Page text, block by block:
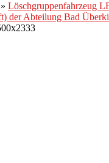
» Löschgruppenfahrzeug
der Abteilung Bad